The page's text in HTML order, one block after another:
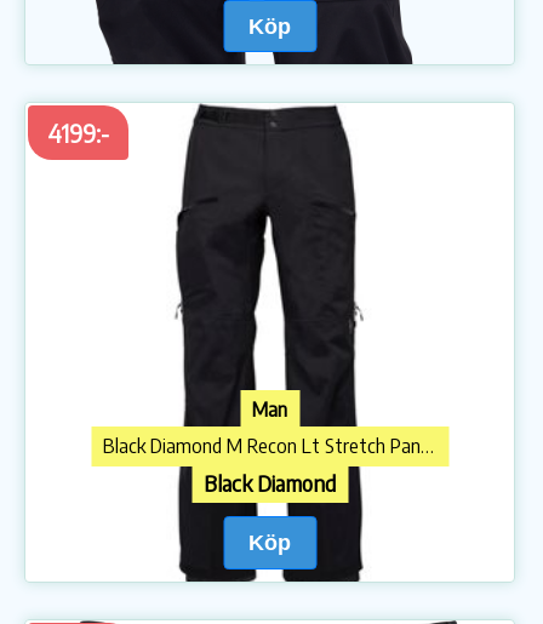
Köp
4199:-
Man
Black Diamond M Recon Lt Stretch Pants Black
Black Diamond
Köp